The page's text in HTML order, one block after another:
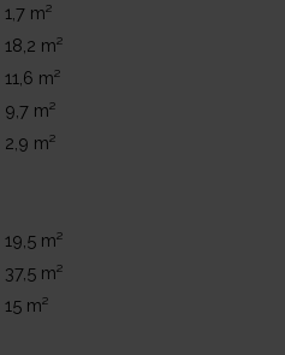
1,7 m²
18,2 m²
11,6 m²
9,7 m²
2,9 m²
19,5 m²
37,5 m²
15 m²